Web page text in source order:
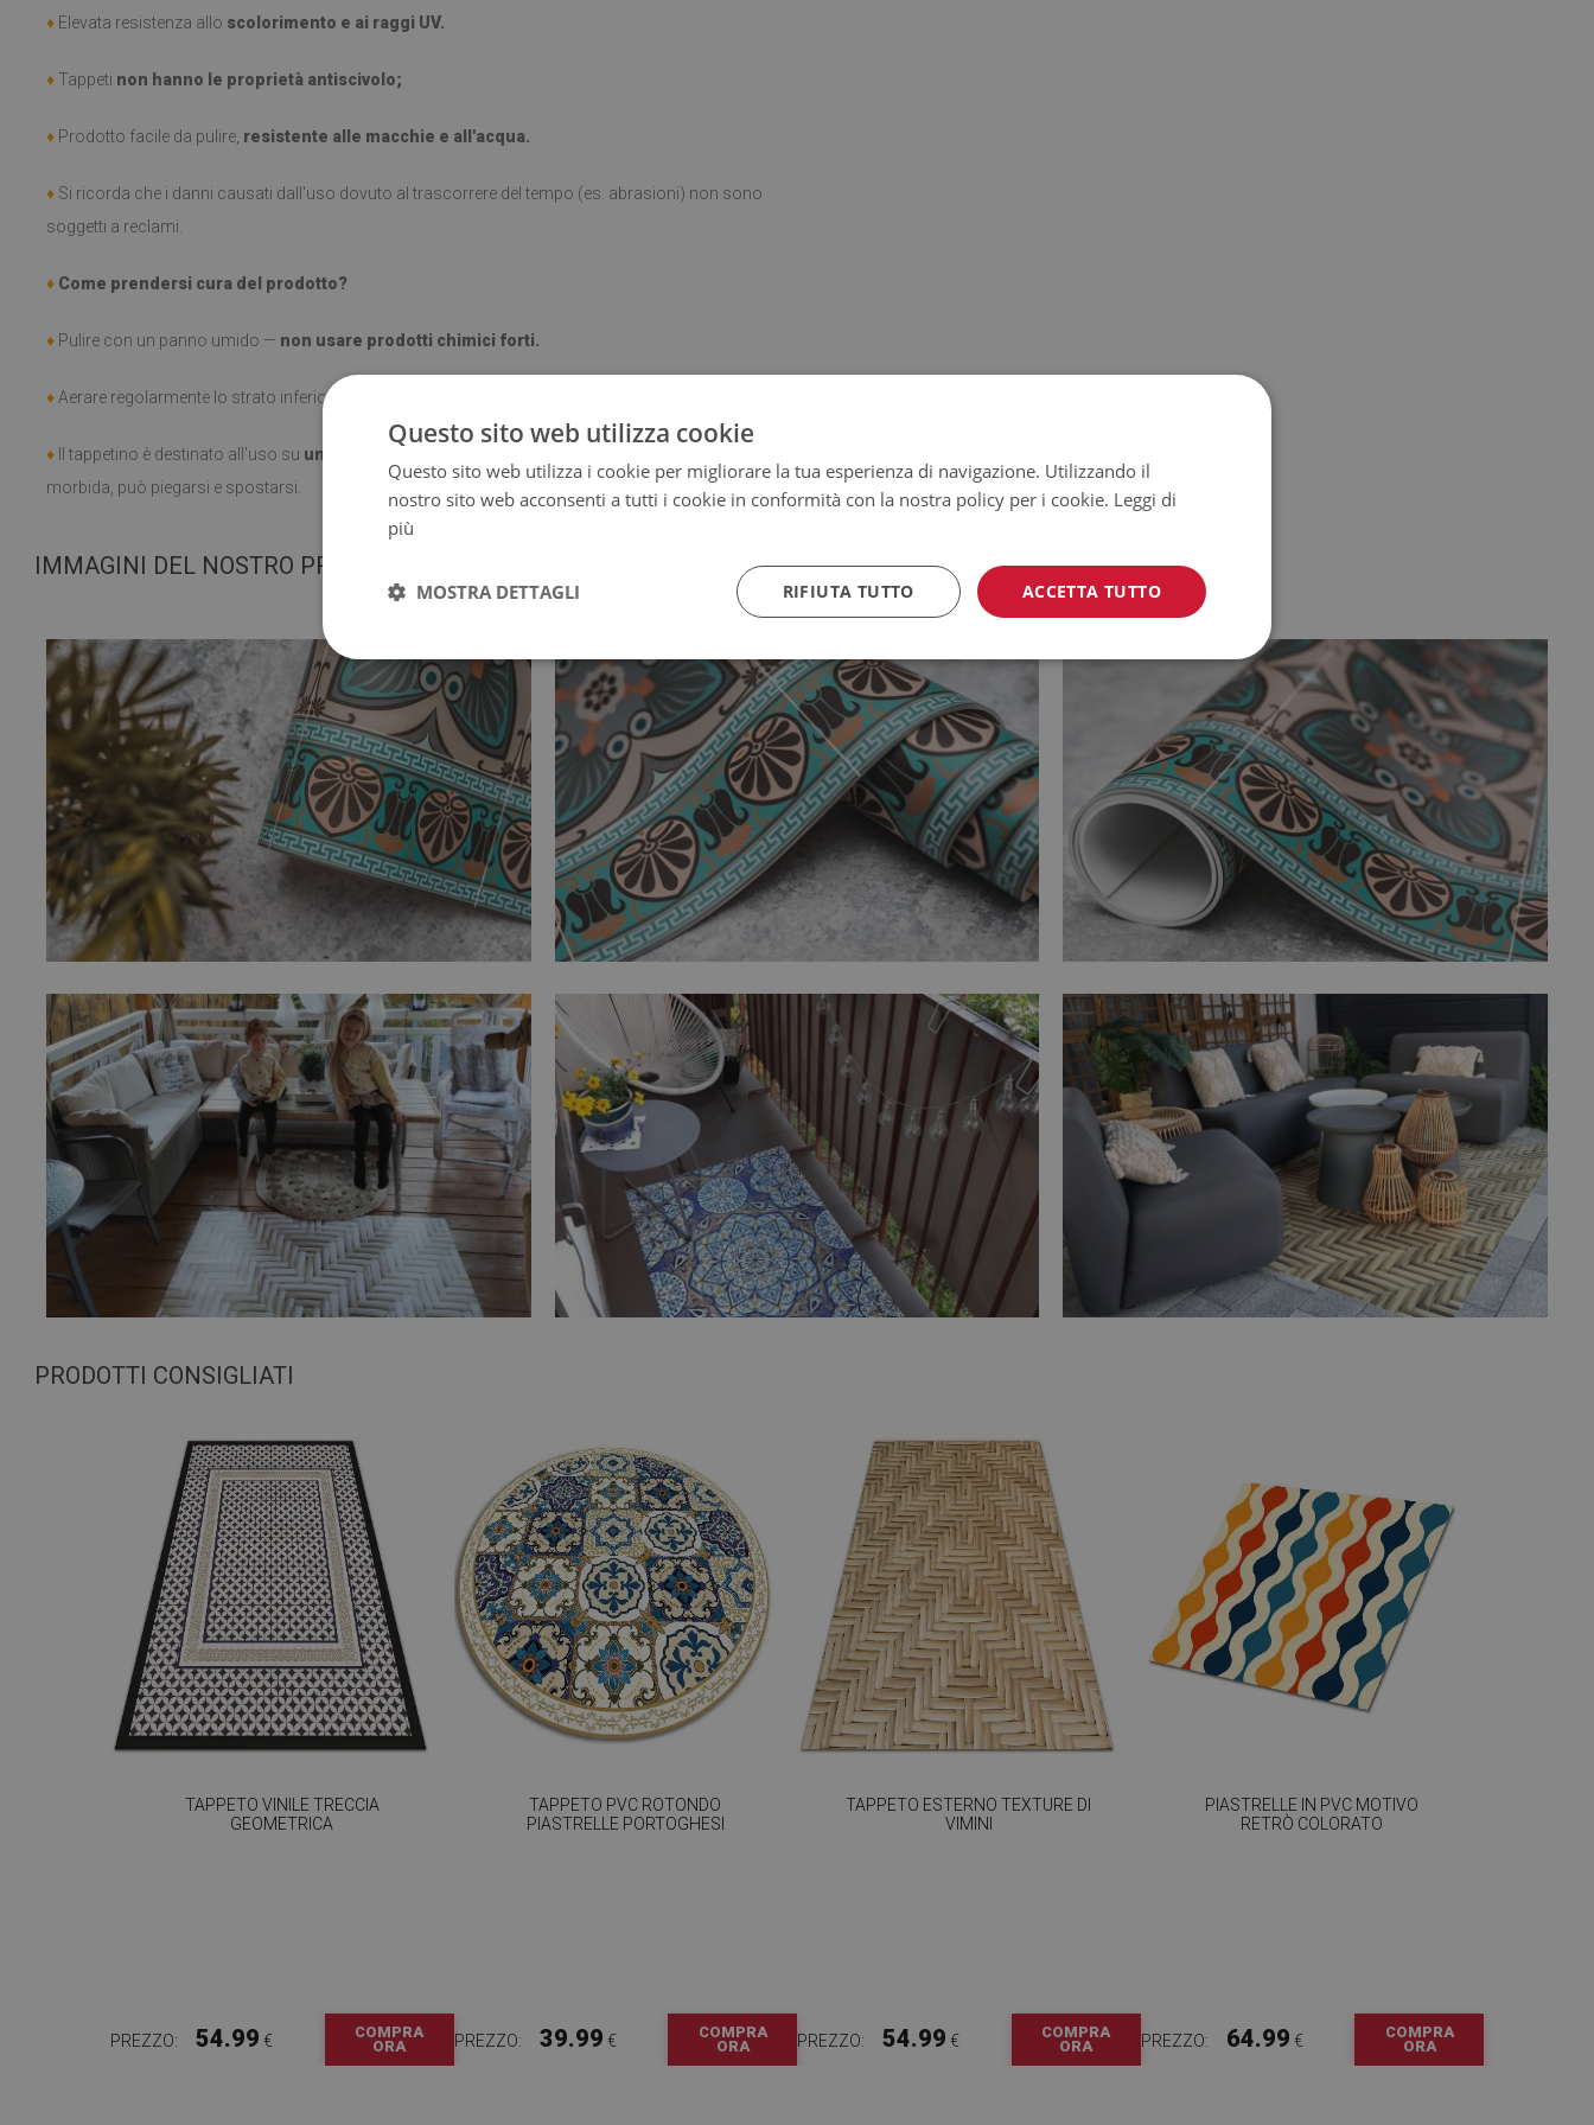
♦ Elevata resistenza allo scolorimento e ai raggi UV.
♦ Tappeti non hanno le proprietà antiscivolo;
♦ Prodotto facile da pulire, resistente alle macchie e all'acqua.
♦ Si ricorda che i danni causati dall'uso dovuto al trascorrere del tempo (es. abrasioni) non sono
soggetti a reclami.
♦ Come prendersi cura del prodotto?
♦ Pulire con un panno umido — non usare prodotti chimici forti.
♦ Aerare regolarmente lo strato inferiore del tappeto.
♦ Il tappetino è destinato all'uso su una superficie dura
morbida, può piegarsi e spostarsi.
IMMAGINI DEL NOSTRO PRODOTTO
PRODOTTI CONSIGLIATI
TAPPETO VINILE TRECCIA
GEOMETRICA
PREZZO: 54.99 €
COMPRA
ORA
TAPPETO PVC ROTONDO
PIASTRELLE PORTOGHESI
PREZZO: 39.99 €
COMPRA
ORA
TAPPETO ESTERNO TEXTURE DI
VIMINI
PREZZO: 54.99 €
COMPRA
ORA
PIASTRELLE IN PVC MOTIVO
RETRÒ COLORATO
PREZZO: 64.99 €
COMPRA
ORA
Questo sito web utilizza cookie
Questo sito web utilizza i cookie per migliorare la tua esperienza di navigazione. Utilizzando il
nostro sito web acconsenti a tutti i cookie in conformità con la nostra policy per i cookie. Leggi di
più
ACCETTA TUTTO
RIFIUTA TUTTO
MOSTRA DETTAGLI